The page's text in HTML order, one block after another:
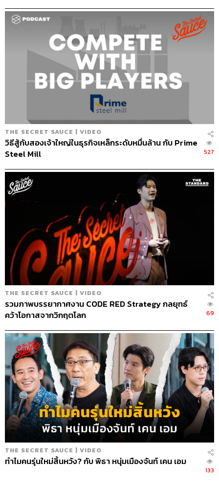
THE SECRET SAUCE | VIDEO
วิธีสู้กับสองเจ้าใหญ่ในธุรกิจเหล็กระดับหมื่นล้าน กับ Prime
Steel Mill
527
THE SECRET SAUCE | VIDEO
รวมภาพบรรยากาศงาน CODE RED Strategy กลยุทธ์
คว้าโอกาสจากวิกฤตโลก
69
THE SECRET SAUCE | VIDEO
ทำไมคนรุ่นใหม่สิ้นหวัง? กับ พิธา หนุ่มเมืองจันท์ เคน เอม
133